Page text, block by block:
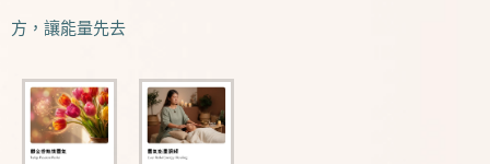
方，讓能量先去